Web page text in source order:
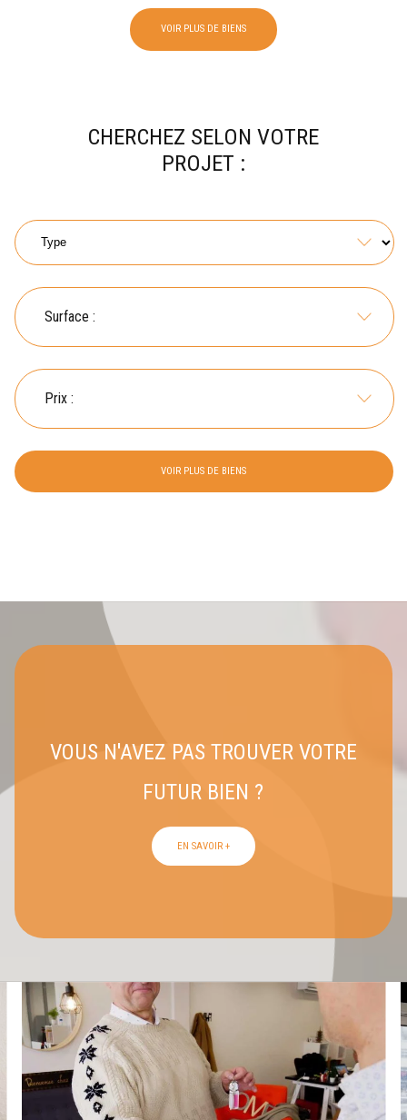
VOIR PLUS DE BIENS
CHERCHEZ SELON VOTRE
PROJET :
Surface :
Prix :
VOIR PLUS DE BIENS
VOUS N'AVEZ PAS TROUVER VOTRE
FUTUR BIEN ?
EN SAVOIR +